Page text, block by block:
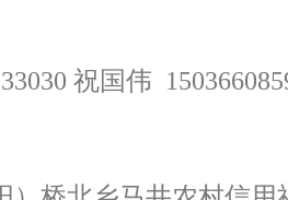
祝国伟